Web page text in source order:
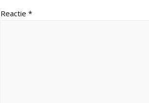
Reactie *